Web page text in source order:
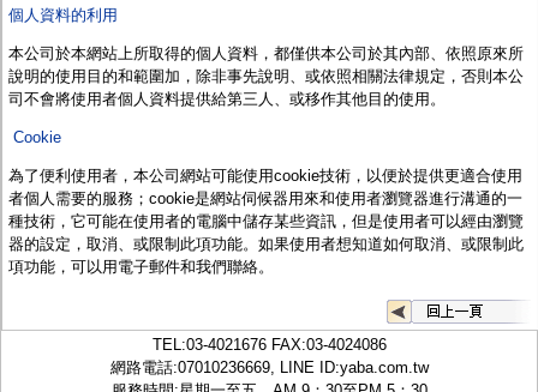
網路線
懶人線.同軸線.花線
線頭.插座.延長線.HDMI線
集線盒.防水盒.配線盒
轉接頭
行車紀錄器.車用插座配件
電腦工業機殼
客訂商品
個人資料的利用
本公司於本網站上所取得的個人資料，都僅供本公司 於其內部、依照原來所
說明的使用目的和範圍加，除非事先說明、或依照相關法律規定，否則本公
司不會將使用者個人資料提供給第三人、或移作其他目的使用。
Cookie
為了便利使用者， 本公司 網站可能使用cookie技術，以便於提供更適合使用
者個人需要的服務； cookie是網站伺候器用來和使用者瀏覽器進行溝通的一
種技術，它可能在使用者的電腦中儲存某些資訊，但是使用者可以經由瀏覽
器的設定，取消、或限制此項功能。如果使用者想知道如何取消、或限制此
項功能，可以用電子郵件和我們聯絡。
TEL:03-4021676FAX:03-4024086
網路電話:07010236669, LINE ID:yaba.com.tw